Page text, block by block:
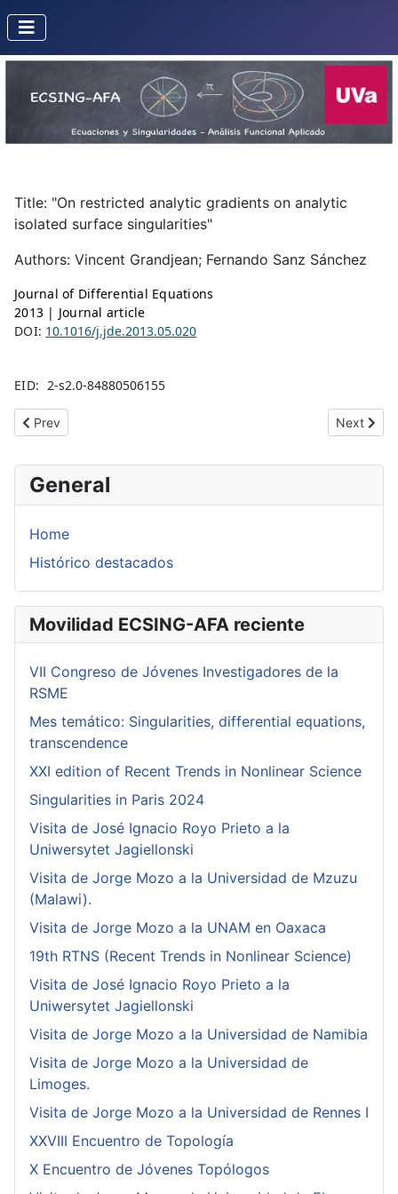
General
Home
Histórico destacados
Movilidad ECSING-AFA reciente
VII Congreso de Jóvenes Investigadores de la
RSME
Mes temático: Singularities, differential equations,
transcendence
XXI edition of Recent Trends in Nonlinear Science
Singularities in Paris 2024
Visita de José Ignacio Royo Prieto a la
Uniwersytet Jagiellonski
Visita de Jorge Mozo a la Universidad de Mzuzu
(Malawi).
Visita de Jorge Mozo a la UNAM en Oaxaca
19th RTNS (Recent Trends in Nonlinear Science)
Visita de José Ignacio Royo Prieto a la
Uniwersytet Jagiellonski
Visita de Jorge Mozo a la Universidad de Namibia
Visita de Jorge Mozo a la Universidad de
Limoges.
Visita de Jorge Mozo a la Universidad de Rennes I
XXVIII Encuentro de Topología
X Encuentro de Jóvenes Topólogos
Title: "On restricted analytic gradients on analytic
isolated surface singularities"
Authors: Vincent Grandjean; Fernando Sanz Sánchez
Journal of Differential Equations
2013 | Journal article
DOI: 10.1016/j.jde.2013.05.020
EID: 2-s2.0-84880506155
Previous article: Surfaces with central configuration and
Prev Next
Next